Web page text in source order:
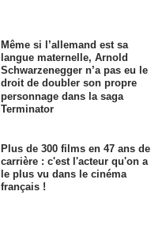
Même si l’allemand est sa
langue maternelle, Arnold
Schwarzenegger n’a pas eu le
droit de doubler son propre
personnage dans la saga
Terminator
Plus de 300 films en 47 ans de
carrière : c'est l'acteur qu'on a
le plus vu dans le cinéma
français !